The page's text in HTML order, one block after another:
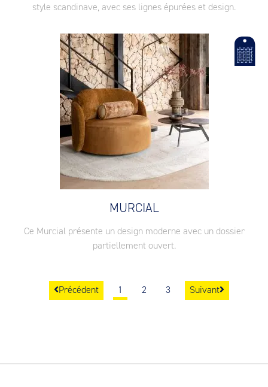
style scandinave, avec ses lignes épurées et design.
MURCIAL
Ce Murcial présente un design moderne avec un dossier
partiellement ouvert.
Précédent 1 2 3 Suivant